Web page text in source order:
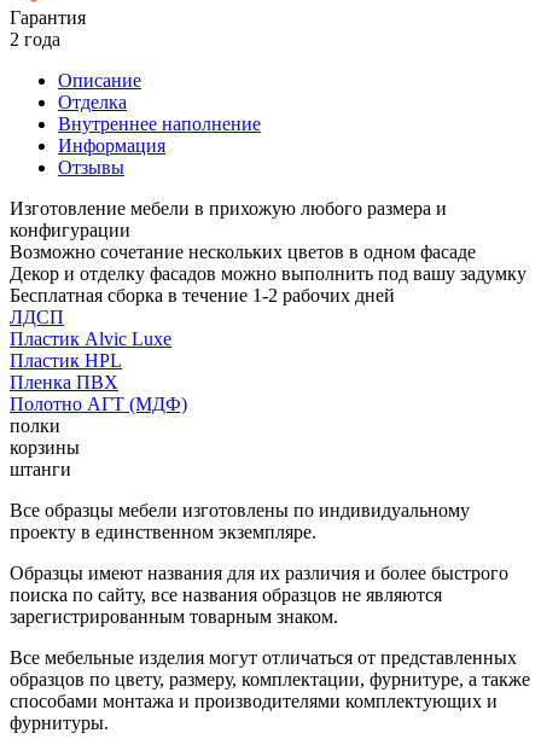
Гарантия
2 года
Описание
Отделка
Внутреннее наполнение
Информация
Отзывы
Изготовление мебели в прихожую любого размера и
конфигурации
Возможно сочетание нескольких цветов в одном фасаде
Декор и отделку фасадов можно выполнить под вашу задумку
Бесплатная сборка в течение 1-2 рабочих дней
ЛДСП
Пластик Alvic Luxe
Пластик HPL
Пленка ПВХ
Полотно АГТ (МДФ)
полки
корзины
штанги
Все образцы мебели изготовлены по индивидуальному
проекту в единственном экземпляре.
Образцы имеют названия для их различия и более быстрого
поиска по сайту, все названия образцов не являются
зарегистрированным товарным знаком.
Все мебельные изделия могут отличаться от представленных
образцов по цвету, размеру, комплектации, фурнитуре, а также
способами монтажа и производителями комплектующих и
фурнитуры.